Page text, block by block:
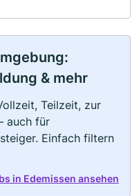
& mehr
Teilzeit, zur
auch für
Einfach filtern
in Edemissen ansehen